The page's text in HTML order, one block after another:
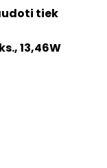
tiek
13,46W